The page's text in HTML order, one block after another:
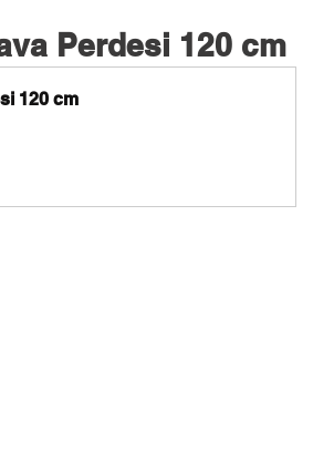
Perdesi 120 cm
120 cm